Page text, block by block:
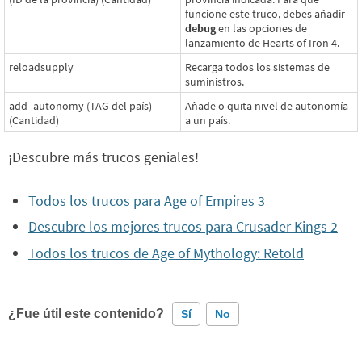
funcione este truco, debes añadir-
debugen las opciones de
lanzamiento de Hearts of Iron 4.
reloadsupply
Recarga todos los sistemas de
suministros.
add_autonomy (TAG del país)
(Cantidad)
Añade o quita nivel de autonomía
a un país.
¡Descubre más trucos geniales!
Todos los trucos para Age of Empires 3
Descubre los mejores trucos para Crusader Kings 2
Todos los trucos de Age of Mythology: Retold
¿Fue útil este contenido? Sí No